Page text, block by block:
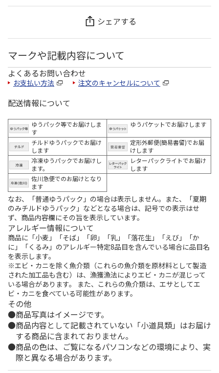
シェアする
マークや記載内容について
よくあるお問い合わせ
お支払い方法 注文のキャンセルについて
配送情報について
ゆうパック等でお届けしま
す
ゆうパケットでお届けします
チルドゆうパックでお届け
します
定形外郵便(簡易書留)でお届
けします
冷凍ゆうパックでお届けし
ます。
レターパックライトでお届け
します
佐川急便でのお届けとなり
ます
なお、「普通ゆうパック」の場合は表示しません。また、「夏期
のみチルドゆうパック」などとなる場合は、記号での表示はせ
ず、商品内容欄にその旨を表示しています。
アレルギー情報について
商品に「小麦」「そば」「卵」「乳」「落花生」「えび」「か
に」「くるみ」のアレルギー特定8品目を含んでいる場合に品目名
を表示します。
※エビ・カニを除く魚介類（これらの魚介類を原材料として製造
された加工品も含む）は、漁獲漁法によりエビ・カニが混じって
いる場合があります。 また、これらの魚介類は、エサとしてエ
ビ・カニを食べている可能性があります。
その他
商品写真はイメージです。
商品内容として記載されていない「小道具類」はお届け
する商品に含まれておりません。
商品の色は、ご覧になるパソコンなどの環境により、実
際と異なる場合があります。